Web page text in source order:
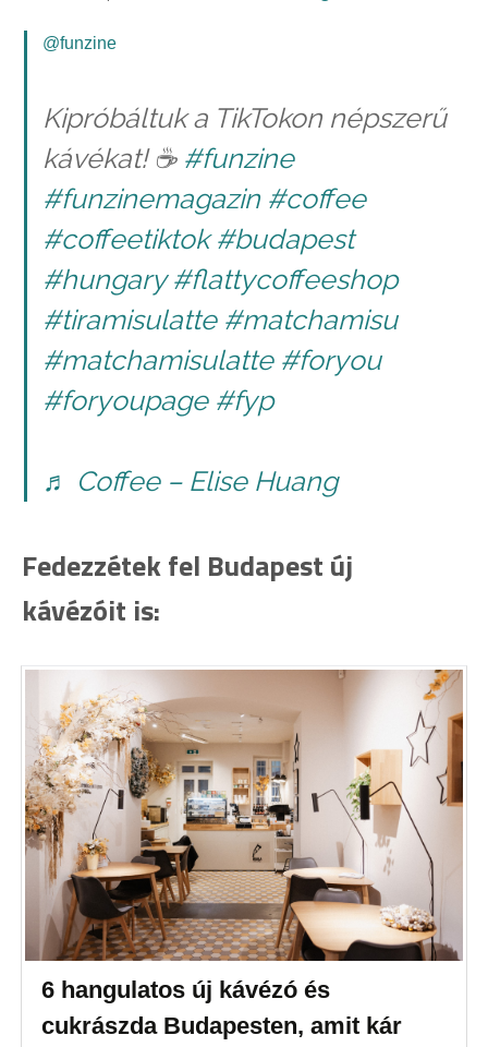
@funzine
Kipróbáltuk a TikTokon népszerű
kávékat! ☕️ #funzine
#funzinemagazin #coffee
#coffeetiktok #budapest
#hungary #flattycoffeeshop
#tiramisulatte #matchamisu
#matchamisulatte #foryou
#foryoupage #fyp
♬ Coffee – Elise Huang
Fedezzétek fel Budapest új
kávézóit is:
6 hangulatos új kávézó és
cukrászda Budapesten, amit kár